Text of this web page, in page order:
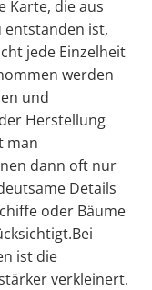
Karte, die aus
entstanden ist,
jede Einzelheit
werden
und
Herstellung
man
dann oft nur
Details
oder Bäume
ist die
verkleinert.